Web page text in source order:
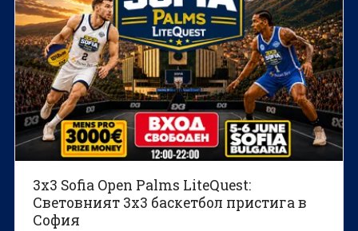
3х3 Sofia Open Palms LiteQuest:
Световният 3х3 баскетбол пристига в
София